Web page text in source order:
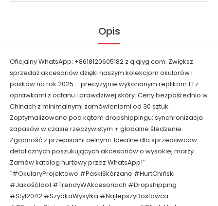
Opis
Oficjalny WhatsApp: +8618120605182 z qiqiyg.com. Zwiększ
sprzedaż akcesoriów dzięki naszym kolekcjom okularów i
pasków na rok 2025 – precyzyjnie wykonanym replikom 1:1 z
oprawkami z octanu i prawdziwej skóry. Ceny bezpośrednio w
Chinach z minimalnymi zamówieniami od 30 sztuk.
Zoptymalizowane pod kątem dropshippingu: synchronizacja
zapasów w czasie rzeczywistym + globalne śledzenie.
Zgodność z przepisami celnymi. Idealne dla sprzedawców
detalicznych poszukujących akcesoriów o wysokiej marży.
Zamów katalog hurtowy przez WhatsApp!`
`#OkularyProjektowe #PaskiSkórzane #HurtChiński
#Jakość1do1 #TrendyWAkcesoriach #Dropshipping
#Styl2042 #SzybkaWysyłka #NajlepszyDostawca